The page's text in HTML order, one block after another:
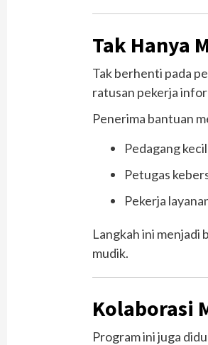
Tak Hanya
Tak berhenti pada
ratusan pekerja
Penerima bantuan
Pedagang kecil
Petugas
Pekerja
Langkah ini menjadi
mudik.
Kolaborasi
Program ini juga